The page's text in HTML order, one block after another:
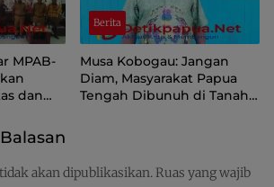
MPAB-
dan
Berita
Musa Kobogau: Jangan
Diam, Masyarakat Papua
Tengah Dibunuh di Tanah
akan dipublikasikan.Ruas yang wajib